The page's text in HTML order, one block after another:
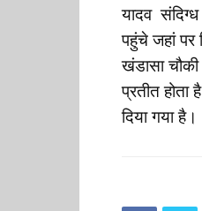
यादव
पहुंचे जहां पर
खंडासा
प्रतीत होता
दिया गया है।